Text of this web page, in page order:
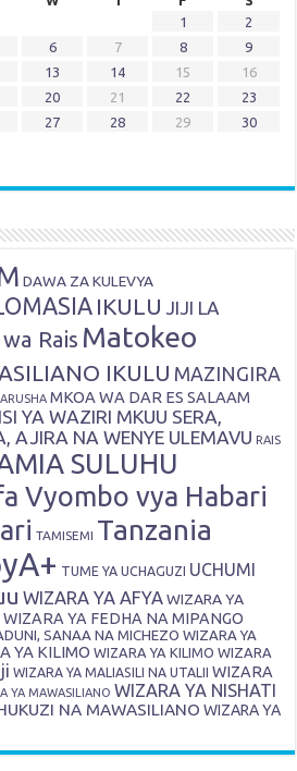
1
2
6 7 8
9
13 14 15
16
20 21 22
23
27 28 29
30
DAWA ZA KULEVYA
IKULU JIJI LA
Rais Matokeo
IKULU MAZINGIRA
MKOA WA DAR ES SALAAM
YA WAZIRI MKUU SERA,
AJIRA NA WENYE ULEMAVU RAIS
SULUHU
Vyombo vya Habari
TAMISEMI Tanzania
TUME YA UCHAGUZI UCHUMI
WIZARA YA AFYA WIZARA YA
WIZARA YA FEDHA NA MIPANGO
SANAA NA MICHEZO WIZARA YA
YA KILIMO WIZARA YA KILIMO WIZARA
WIZARA YA MALIASILI NA UTALII WIZARA
YA MAWASILIANO WIZARA YA NISHATI
NA MAWASILIANO WIZARA YA